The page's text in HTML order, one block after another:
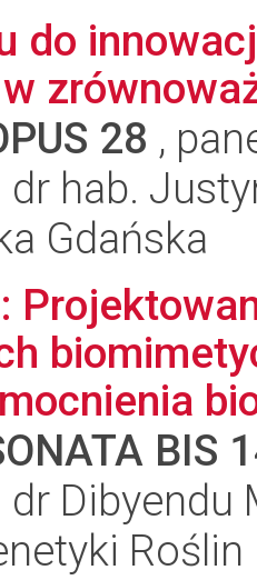
do
28 ,
hab.
Gdańska
BIS
Dibyendu
Roślin